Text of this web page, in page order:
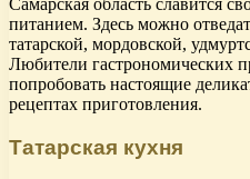
Самарская область славится
питанием. Здесь можно
татарской, мордовской,
Любители гастрономических
попробовать настоящие
рецептах приготовления.
Татарская кухня